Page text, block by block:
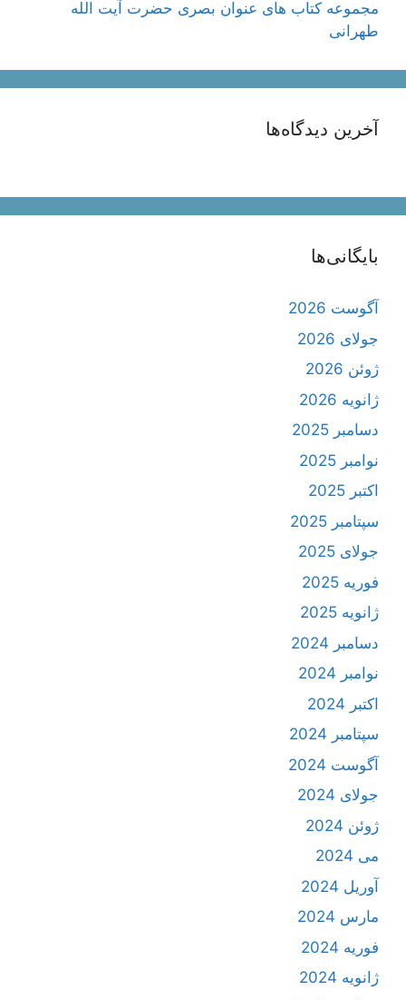
مجموعه کتاب های عنوان بصری حضرت آیت الله
طهرانی
آخرین دیدگاه‌ها
بایگانی‌ها
آگوست 2026
جولای 2026
ژوئن 2026
ژانویه 2026
دسامبر 2025
نوامبر 2025
اکتبر 2025
سپتامبر 2025
جولای 2025
فوریه 2025
ژانویه 2025
دسامبر 2024
نوامبر 2024
اکتبر 2024
سپتامبر 2024
آگوست 2024
جولای 2024
ژوئن 2024
می 2024
آوریل 2024
مارس 2024
فوریه 2024
ژانویه 2024